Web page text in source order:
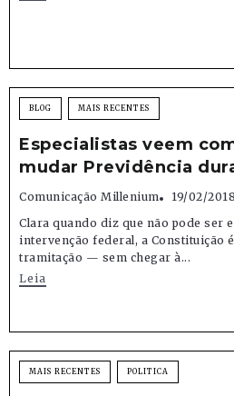
BLOG MAIS RECENTES
Especialistas veem
mudar Previdência
Comunicação Millenium
19/02/2018
Clara quando diz que não pode ser
intervenção federal, a Constituição
tramitação — sem chegar à...
Leia
MAIS RECENTES POLITICA